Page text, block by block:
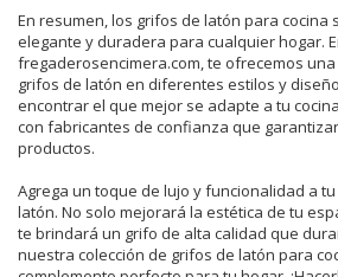
En resumen, los grifos de latón para cocina
elegante y duradera para cualquier hogar.
fregaderosencimera.com, te ofrecemos
grifos de latón en diferentes estilos y
encontrar el que mejor se adapte a tu
con fabricantes de confianza que
productos.
Agrega un toque de lujo y funcionalidad a
latón. No solo mejorará la estética de tu
te brindará un grifo de alta calidad que
nuestra colección de grifos de latón para